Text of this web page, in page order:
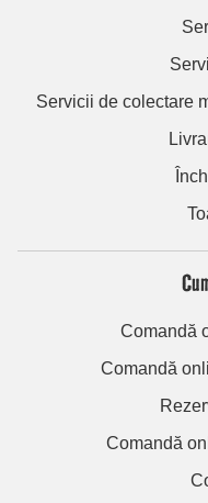
Servicii de colectare
Comandă
Comandă
Comandă